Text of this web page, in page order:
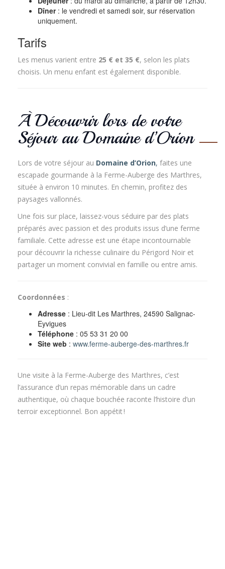
Dîner: le vendredi et samedi soir, sur réservation
uniquement.
Tarifs
Les menus varient entre 25 € et 35 €, selon les plats
choisis. Un menu enfant est également disponible.
À Découvrir lors de votre
Séjour au Domaine d’Orion
Lors de votre séjour au Domaine d’Orion, faites une
escapade gourmande à la Ferme-Auberge des Marthres,
située à environ 10 minutes. En chemin, profitez des
paysages vallonnés.
Une fois sur place, laissez-vous séduire par des plats
préparés avec passion et des produits issus d’une ferme
familiale. Cette adresse est une étape incontournable
pour découvrir la richesse culinaire du Périgord Noir et
partager un moment convivial en famille ou entre amis.
Coordonnées :
Adresse : Lieu-dit Les Marthres, 24590 Salignac-
Eyvigues
Téléphone : 05 53 31 20 00
Site web : www.ferme-auberge-des-marthres.fr
Une visite à la Ferme-Auberge des Marthres, c’est
l’assurance d’un repas mémorable dans un cadre
authentique, où chaque bouchée raconte l’histoire d’un
terroir exceptionnel. Bon appétit !